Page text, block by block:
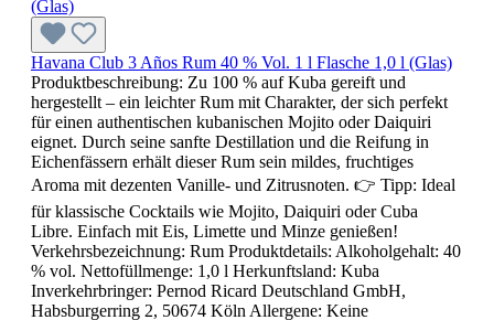
Havana Club 3 Años Rum 40 % Vol. 1 l Flasche 1,0 l (Glas)
Produktbeschreibung: Zu 100 % auf Kuba gereift und
hergestellt – ein leichter Rum mit Charakter, der sich perfekt
für einen authentischen kubanischen Mojito oder Daiquiri
eignet. Durch seine sanfte Destillation und die Reifung in
Eichenfässern erhält dieser Rum sein mildes, fruchtiges
Aroma mit dezenten Vanille- und Zitrusnoten. 👉 Tipp: Ideal
für klassische Cocktails wie Mojito, Daiquiri oder Cuba
Libre. Einfach mit Eis, Limette und Minze genießen!
Verkehrsbezeichnung: Rum Produktdetails: Alkoholgehalt: 40
% vol. Nettofüllmenge: 1,0 l Herkunftsland: Kuba
Inverkehrbringer: Pernod Ricard Deutschland GmbH,
Habsburgerring 2, 50674 Köln Allergene: Keine